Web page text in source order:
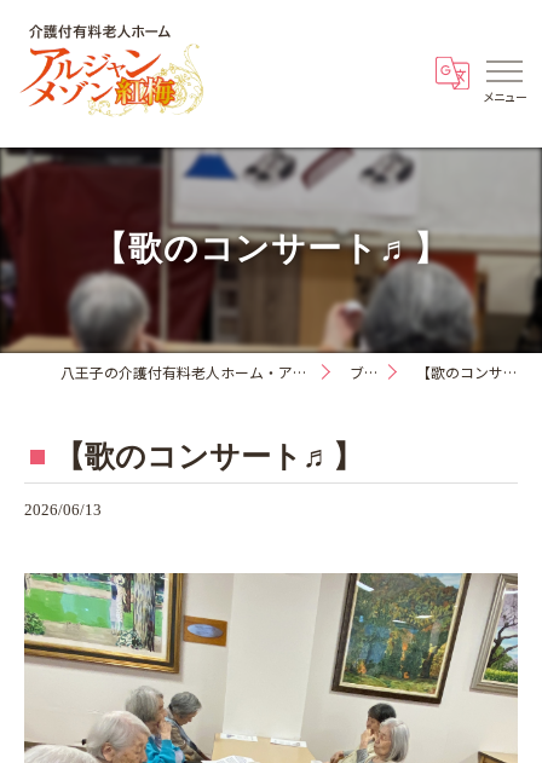
【歌のコンサート♬】
八王子の介護付有料老人ホーム・アルジャンメゾン紅梅 ブログ 【歌のコンサート♬】
【歌のコンサート♬】
2026/06/13